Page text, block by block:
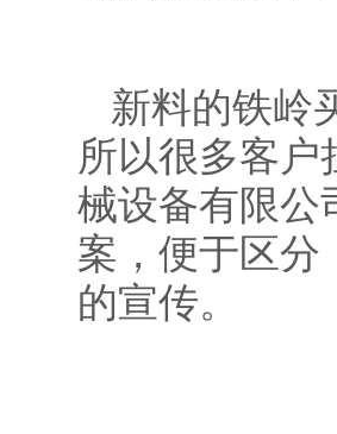
新料的铁岭
所以很多客户
械设备有限公
案，便于区分
的宣传。